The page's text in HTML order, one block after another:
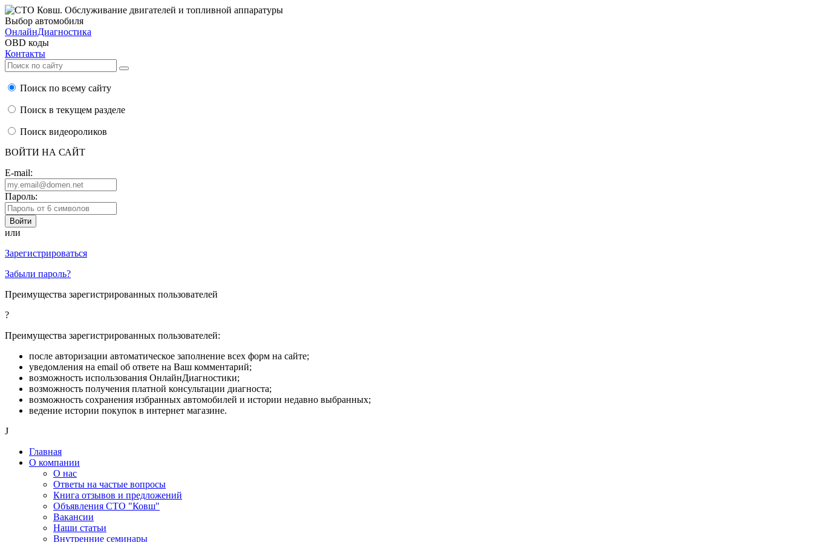
Выбор автомобиля
ОнлайнДиагностика
OBD коды
Контакты
Поиск по всему сайту
Поиск в текущем разделе
Поиск видеороликов
ВОЙТИ НА САЙТ
E-mail:
Пароль:
или
Зарегистрироваться
Забыли пароль?
Преимущества зарегистрированных пользователей
?
Преимущества зарегистрированных пользователей:
после авторизации автоматическое заполнение всех форм на сайте;
уведомления на email об ответе на Ваш комментарий;
возможность использования ОнлайнДиагностики;
возможность получения платной консультации диагноста;
возможность сохранения избранных автомобилей и истории недавно выбранных;
ведение истории покупок в интернет магазине.
J
Главная
О компании
О нас
Ответы на частые вопросы
Книга отзывов и предложений
Объявления СТО "Ковш"
Вакансии
Наши статьи
Внутренние семинары